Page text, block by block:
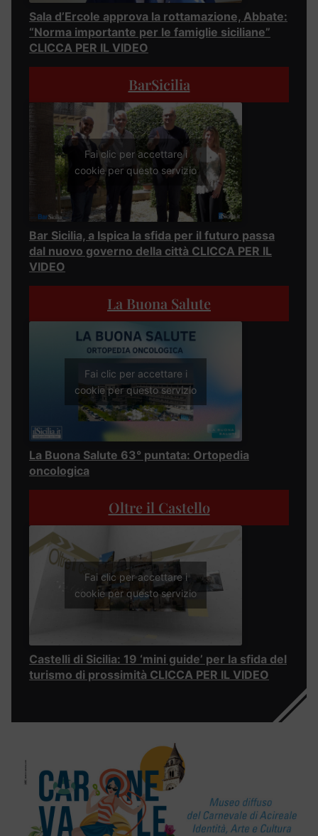
Sala d’Ercole approva la rottamazione, Abbate:
“Norma importante per le famiglie siciliane”
CLICCA PER IL VIDEO
BarSicilia
Fai clic per accettare i
cookie per questo servizio
Bar Sicilia, a Ispica la sfida per il futuro passa
dal nuovo governo della città CLICCA PER IL
VIDEO
La Buona Salute
Fai clic per accettare i
cookie per questo servizio
La Buona Salute 63° puntata: Ortopedia
oncologica
Oltre il Castello
Fai clic per accettare i
cookie per questo servizio
Castelli di Sicilia: 19 ‘mini guide’ per la sfida del
turismo di prossimità CLICCA PER IL VIDEO